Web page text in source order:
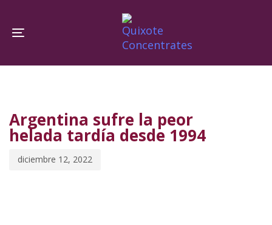
links
navigation
content
Toggle navigation
Argentina sufre la peor
helada tardía desde 1994
diciembre 12, 2022